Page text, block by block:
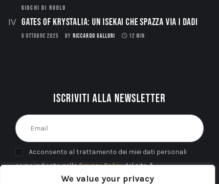
We value your privacy
GIOCHI DI RUOLO
Gates of Krystalia: Un Isekai che spazza via i dadi
6 OTTOBRE 2025 BY RICCARDO GALLORI 12 MIN
Iscriviti alla newsletter
Acconsento al trattamento dei miei dati personali
come indicato nellaPrivacy Policydel sito. *